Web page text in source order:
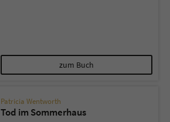
zum Buch
Patricia Wentworth
Tod im Sommerhaus